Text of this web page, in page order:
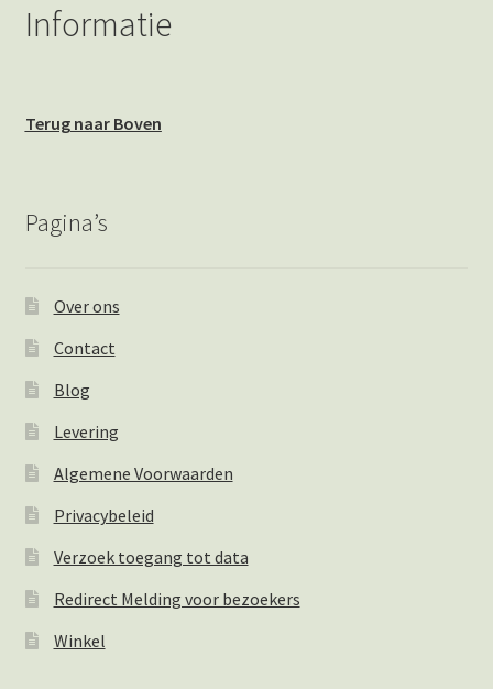
Informatie
Terug naar Boven
Pagina’s
Over ons
Contact
Blog
Levering
Algemene Voorwaarden
Privacybeleid
Verzoek toegang tot data
Redirect Melding voor bezoekers
Winkel